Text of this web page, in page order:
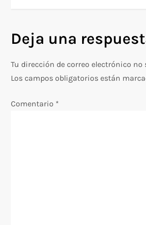
g
a
c
i
Deja una
Tu dirección de correo electrónico no
Los campos obligatorios están
Comentario *